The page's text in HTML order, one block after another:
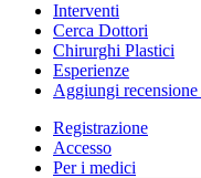
Interventi
Cerca Dottori
Chirurghi Plastici
Esperienze
Aggiungi recensione
Registrazione
Accesso
Per i medici